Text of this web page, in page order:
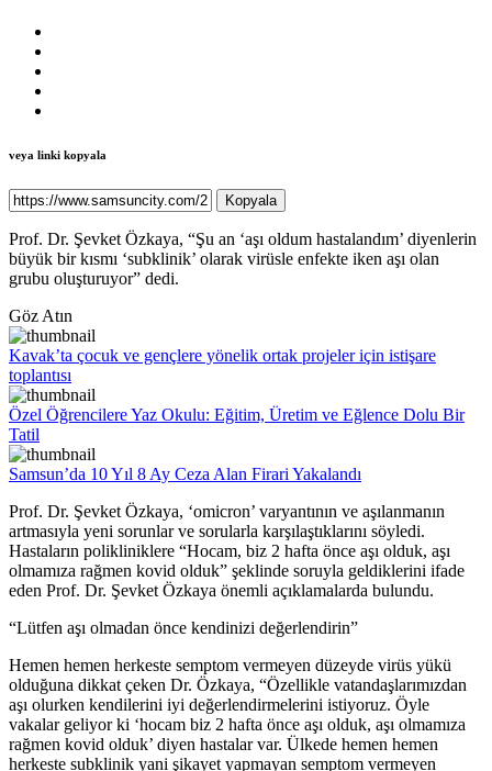
veya linki kopyala
Kopyala
Prof. Dr. Şevket Özkaya, “Şu an ‘aşı oldum hastalandım’ diyenlerin
büyük bir kısmı ‘subklinik’ olarak virüsle enfekte iken aşı olan
grubu oluşturuyor” dedi.
Göz Atın
Kavak’ta çocuk ve gençlere yönelik ortak projeler için istişare
toplantısı
Özel Öğrencilere Yaz Okulu: Eğitim, Üretim ve Eğlence Dolu Bir
Tatil
Samsun’da 10 Yıl 8 Ay Ceza Alan Firari Yakalandı
Prof. Dr. Şevket Özkaya, ‘omicron’ varyantının ve aşılanmanın
artmasıyla yeni sorunlar ve sorularla karşılaştıklarını söyledi.
Hastaların polikliniklere “Hocam, biz 2 hafta önce aşı olduk, aşı
olmamıza rağmen kovid olduk” şeklinde soruyla geldiklerini ifade
eden Prof. Dr. Şevket Özkaya önemli açıklamalarda bulundu.
“Lütfen aşı olmadan önce kendinizi değerlendirin”
Hemen hemen herkeste semptom vermeyen düzeyde virüs yükü
olduğuna dikkat çeken Dr. Özkaya, “Özellikle vatandaşlarımızdan
aşı olurken kendilerini iyi değerlendirmelerini istiyoruz. Öyle
vakalar geliyor ki ‘hocam biz 2 hafta önce aşı olduk, aşı olmamıza
rağmen kovid olduk’ diyen hastalar var. Ülkede hemen hemen
herkeste subklinik yani şikayet yapmayan semptom vermeyen